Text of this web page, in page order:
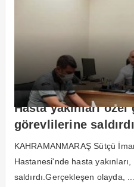
Hasta yakınları
görevlilerine saldırdı
KAHRAMANMARAŞ Sütçü
Hastanesi'nde hasta
saldırdı.Gerçekleşen olayda, ...